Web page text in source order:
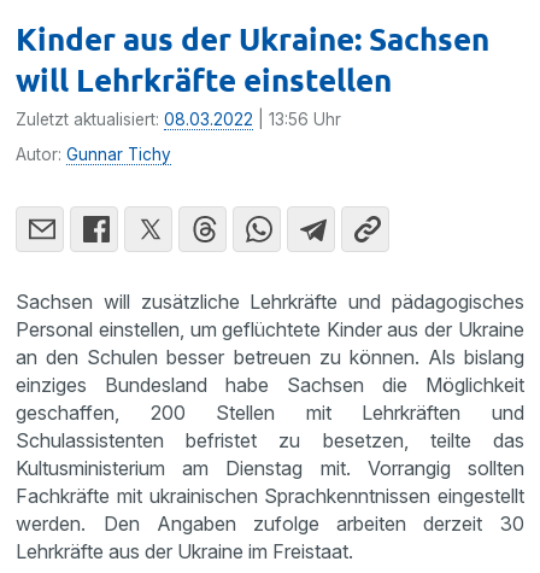
Kinder aus der Ukraine: Sachsen
will Lehrkräfte einstellen
Zuletzt aktualisiert:08.03.2022 | 13:56 Uhr
Autor:Gunnar Tichy
Sachsen will zusätzliche Lehrkräfte und pädagogisches
Personal einstellen, um geflüchtete Kinder aus der Ukraine
an den Schulen besser betreuen zu können. Als bislang
einziges Bundesland habe Sachsen die Möglichkeit
geschaffen, 200 Stellen mit Lehrkräften und
Schulassistenten befristet zu besetzen, teilte das
Kultusministerium am Dienstag mit. Vorrangig sollten
Fachkräfte mit ukrainischen Sprachkenntnissen eingestellt
werden. Den Angaben zufolge arbeiten derzeit 30
Lehrkräfte aus der Ukraine im Freistaat.